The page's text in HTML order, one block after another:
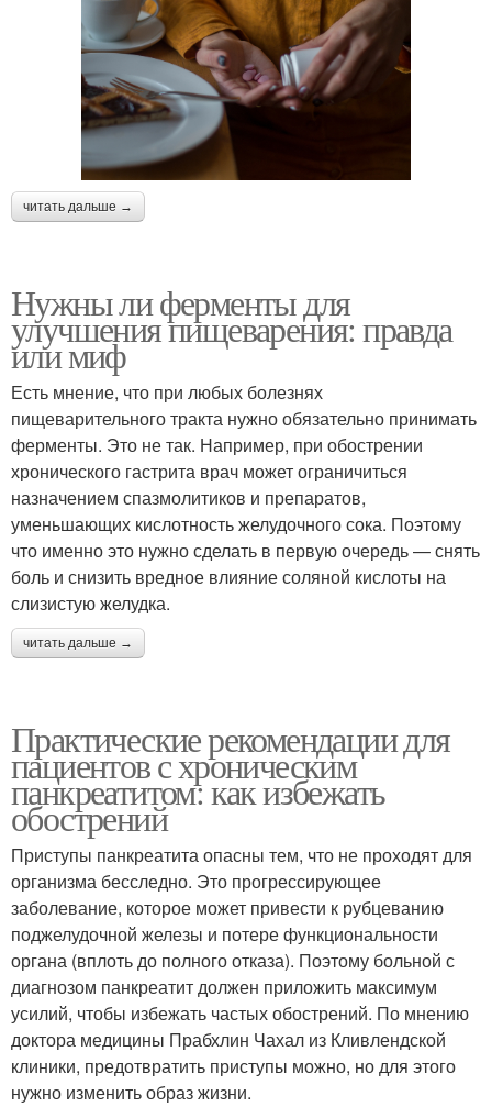
читать дальше →
Нужны ли ферменты для
улучшения пищеварения: правда
или миф
Есть мнение, что при любых болезнях
пищеварительного тракта нужно обязательно принимать
ферменты. Это не так. Например, при обострении
хронического гастрита врач может ограничиться
назначением спазмолитиков и препаратов,
уменьшающих кислотность желудочного сока. Поэтому
что именно это нужно сделать в первую очередь — снять
боль и снизить вредное влияние соляной кислоты на
слизистую желудка.
читать дальше →
Практические рекомендации для
пациентов с хроническим
панкреатитом: как избежать
обострений
Приступы панкреатита опасны тем, что не проходят для
организма бесследно. Это прогрессирующее
заболевание, которое может привести к рубцеванию
поджелудочной железы и потере функциональности
органа (вплоть до полного отказа). Поэтому больной с
диагнозом панкреатит должен приложить максимум
усилий, чтобы избежать частых обострений. По мнению
доктора медицины Прабхлин Чахал из Кливлендской
клиники, предотвратить приступы можно, но для этого
нужно изменить образ жизни.